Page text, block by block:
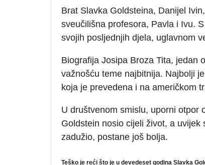
Brat Slavka Goldsteina, Danijel
sveučilišna profesora, Pavla i Ivu.
svojih posljednjih djela, uglavnom
Biografija Josipa Broza Tita, jedan
važnošću teme najbitnija. Najbolji
koja je prevedena i na američkom
U društvenom smislu, uporni otpor
Goldstein nosio cijeli život, a
zadužio, postane još bolja.
Teško je reći što je u devedeset godina Slavka